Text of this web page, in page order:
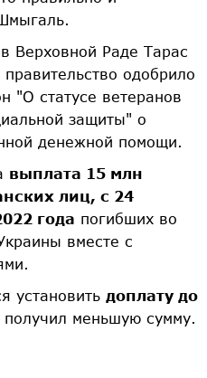
Верховной Раде Тарас
одобрило
"О статусе ветеранов
защиты" о
денежной помощи.
выплата 15 млн
лиц, с 24
года погибших во
вместе с
установить доплату до
получил меньшую сумму.